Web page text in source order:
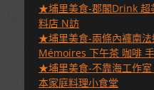
★埔里美食-郡閣Drink 超
料店 N訪
★埔里美食-兩條內褲南
Mémoires 下午茶 咖啡
★埔里美食-不靠海工作室
本家庭料理小食堂